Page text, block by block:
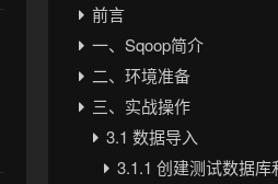
前言
一、Sqoop简介
二、环境准备
三、实战操作
3.1 数据导入
3.1.1 创建测试数据库